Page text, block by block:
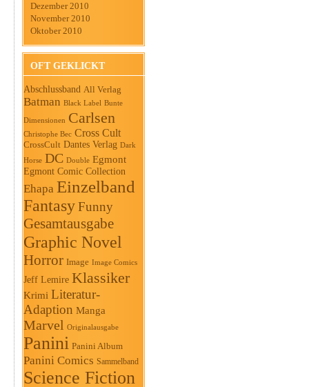
Dezember 2010
November 2010
Oktober 2010
OFT GEKLICKT
Abschlussband All Verlag
Batman Black Label Bunte
Dimensionen Carlsen
Christophe Bec Cross Cult
CrossCult Dantes Verlag Dark
Horse DC Double Egmont
Egmont Comic Collection
Ehapa Einzelband
FantasyFunny
Gesamtausgabe
Graphic Novel
Horror Image Image Comics
Jeff Lemire Klassiker
Krimi Literatur-
Adaption Manga
Marvel Originalausgabe
Panini Panini Album
Panini Comics Sammelband
Science Fiction